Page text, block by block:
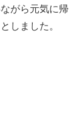
がら元気に帰
しました。